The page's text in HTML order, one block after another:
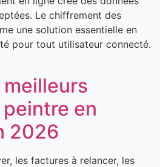
Le chiffrement des
une solution essentielle en
pour tout utilisateur connecté.
meilleurs
en
2026
les factures à relancer, les